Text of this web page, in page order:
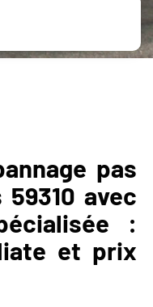
pas
avec
:
et prix